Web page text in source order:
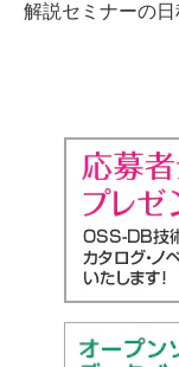
解説セミナーの日